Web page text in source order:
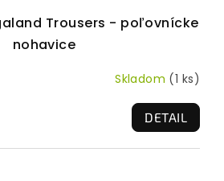
Trousers - poľovnícke
nohavice
Skladom (1 ks)
DETAIL